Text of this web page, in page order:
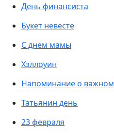
День финансиста
Букет невесте
С днем мамы
Хэллоуин
Напоминание о важном
Татьянин день
23 февраля